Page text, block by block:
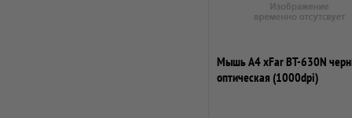
Мышь A4 xFar BT-630N
оптическая (1000dpi)